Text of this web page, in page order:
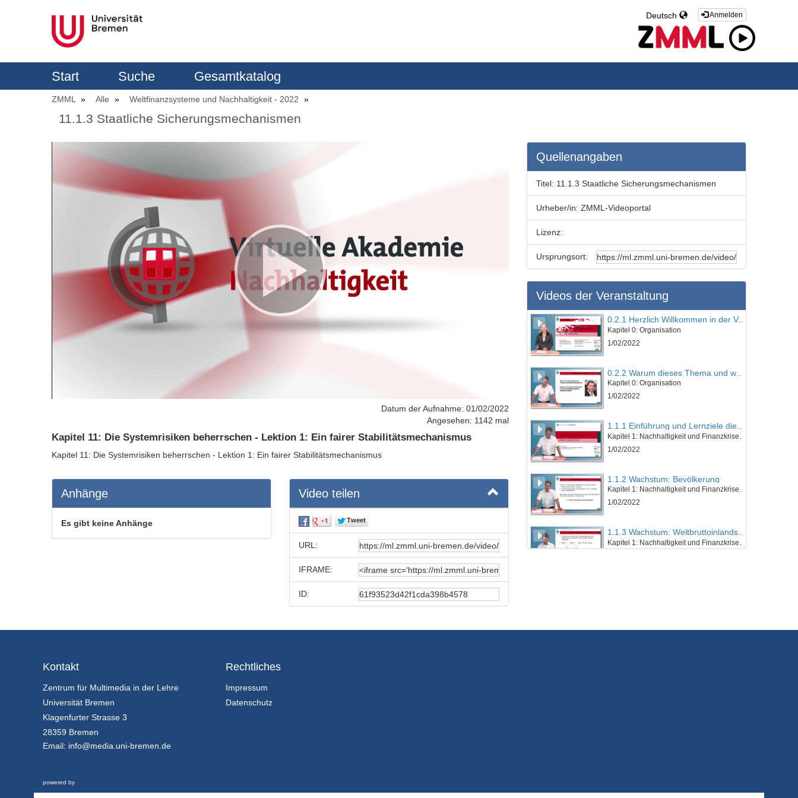
Anmelden
Deutsch
Start Suche Gesamtkatalog
ZMML Alle Weltfinanzsysteme und Nachhaltigkeit - 2022
11.1.3 Staatliche Sicherungsmechanismen
Datum der Aufnahme: 01/02/2022
Angesehen: 1142 mal
Kapitel 11: Die Systemrisiken beherrschen - Lektion 1: Ein fairer Stabilitätsmechanismus
Kapitel 11: Die Systemrisiken beherrschen - Lektion 1: Ein fairer Stabilitätsmechanismus
Anhänge
Es gibt keine Anhänge
Video teilen
URL:
IFRAME:
ID:
Quellenangaben
Titel: 11.1.3 Staatliche Sicherungsmechanismen
Urheber/in: ZMML-Videoportal
Lizenz:
Ursprungsort:
Videos der Veranstaltung
0.2.1 Herzlich Willkommen in der Veranstaltung
Kapitel 0: Organisation
1/02/2022
Kapitel 0: Organisation
1/02/2022
1/02/2022
1.1.2 Wachstum: Bevölkerung
Kapitel 1: Nachhaltigkeit und Finanzkrise - Lektion 1: Natur und Kultur
1/02/2022
Kontakt
Zentrum für Multimedia in der Lehre
Universität Bremen
Klagenfurter Strasse 3
28359 Bremen
Email: info@media.uni-bremen.de
Rechtliches
Impressum
Datenschutz
powered by